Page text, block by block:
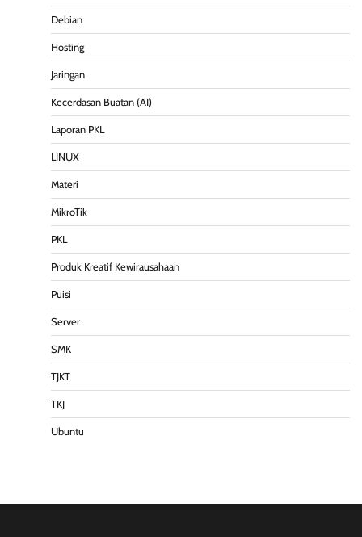
Debian
Hosting
Jaringan
Kecerdasan Buatan (AI)
Laporan PKL
LINUX
Materi
MikroTik
PKL
Produk Kreatif Kewirausahaan
Puisi
Server
SMK
TJKT
TKJ
Ubuntu